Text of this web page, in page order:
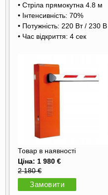
• Стріла прямокутна 4.8 м
• Інтенсивність: 70%
• Потужність: 220 Вт / 230 В
• Час відкриття: 4 сек
Товар в наявності
Ціна: 1 980 €
2 180 €
Замовити